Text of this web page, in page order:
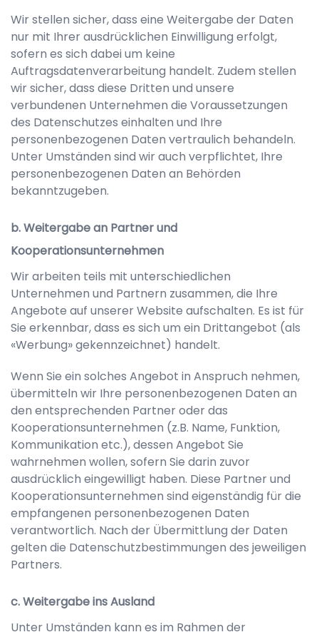
Wir stellen sicher, dass eine Weitergabe der Daten
nur mit Ihrer ausdrücklichen Einwilligung erfolgt,
sofern es sich dabei um keine
Auftragsdatenverarbeitung handelt. Zudem stellen
wir sicher, dass diese Dritten und unsere
verbundenen Unternehmen die Voraussetzungen
des Datenschutzes einhalten und Ihre
personenbezogenen Daten vertraulich behandeln.
Unter Umständen sind wir auch verpflichtet, Ihre
personenbezogenen Daten an Behörden
bekanntzugeben.
b. Weitergabe an Partner und
Kooperationsunternehmen
Wir arbeiten teils mit unterschiedlichen
Unternehmen und Partnern zusammen, die Ihre
Angebote auf unserer Website aufschalten. Es ist für
Sie erkennbar, dass es sich um ein Drittangebot (als
«Werbung» gekennzeichnet) handelt.
Wenn Sie ein solches Angebot in Anspruch nehmen,
übermitteln wir Ihre personenbezogenen Daten an
den entsprechenden Partner oder das
Kooperationsunternehmen (z.B. Name, Funktion,
Kommunikation etc.), dessen Angebot Sie
wahrnehmen wollen, sofern Sie darin zuvor
ausdrücklich eingewilligt haben. Diese Partner und
Kooperationsunternehmen sind eigenständig für die
empfangenen personenbezogenen Daten
verantwortlich. Nach der Übermittlung der Daten
gelten die Datenschutzbestimmungen des jeweiligen
Partners.
c. Weitergabe ins Ausland
Unter Umständen kann es im Rahmen der